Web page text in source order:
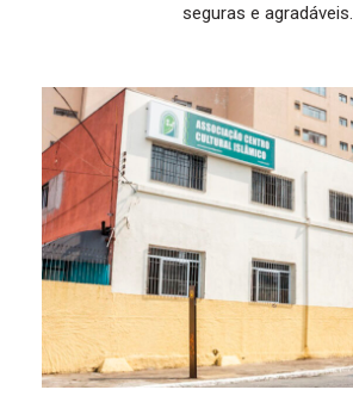
seguras e agradáveis.